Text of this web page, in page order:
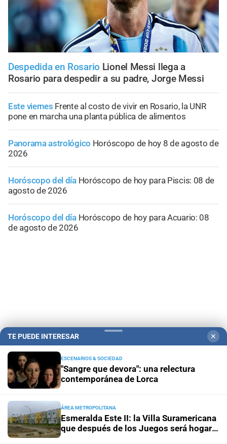
Despedida en Rosario Lionel Messi llega a
Rosario para despedir a su padre, Jorge Messi
Este viernes Frente al costo de vivir en Rosario, la UNR
pone en marcha una planta pública de alimentos
Panorama astrológico Horóscopo de hoy 8 de agosto de
2026
Horóscopo del día Horóscopo de hoy para Piscis: 08 de
agosto de 2026
Horóscopo del día Horóscopo de hoy para Acuario: 08
de agosto de 2026
Campolitoral Revista Nosotros Clasificados
CYD Litoral
Podcasts Mirador Provincial
Notife Educacion SF
TE PUEDE INTERESAR ✕
ESCENARIOS & SOCIEDAD
"Sangre que devora": una relectura
contemporánea de Lorca
ÁREA METROPOLITANA
Esmeralda Este II: la Villa Suramericana
que después de los Juegos será hogar